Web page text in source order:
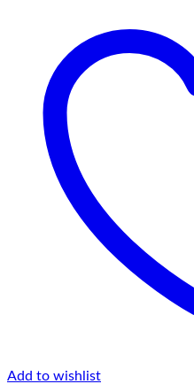
Add to wishlist